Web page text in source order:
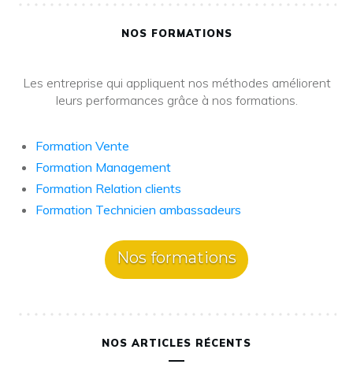
NOS FORMATIONS
Les entreprise qui appliquent nos méthodes améliorent
leurs performances grâce à nos formations.
Formation Vente
Formation Management
Formation Relation clients
Formation Technicien ambassadeurs
Nos formations
NOS ARTICLES RÉCENTS